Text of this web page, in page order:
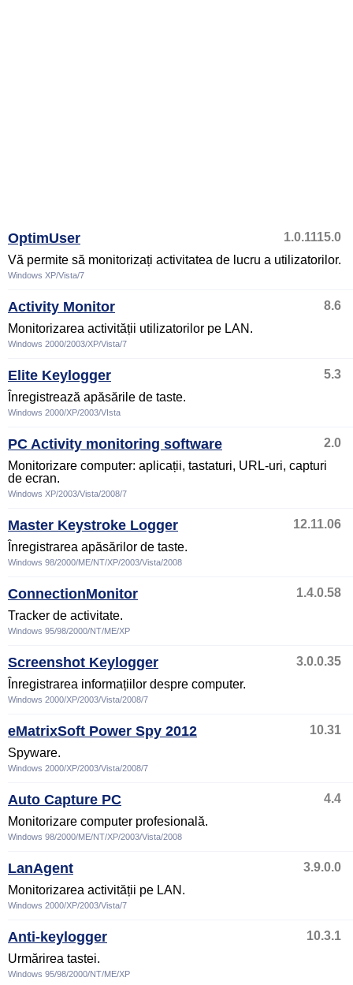
OptimUser
1.0.1115.0
Vă permite să monitorizați activitatea de lucru a utilizatorilor.
Windows XP/Vista/7
Activity Monitor
8.6
Monitorizarea activității utilizatorilor pe LAN.
Windows 2000/2003/XP/Vista/7
Elite Keylogger
5.3
Înregistrează apăsările de taste.
Windows 2000/XP/2003/VIsta
PC Activity monitoring software
2.0
Monitorizare computer: aplicații, tastaturi, URL-uri, capturi
de ecran.
Windows XP/2003/Vista/2008/7
Master Keystroke Logger
12.11.06
Înregistrarea apăsărilor de taste.
Windows 98/2000/ME/NT/XP/2003/Vista/2008
ConnectionMonitor
1.4.0.58
Tracker de activitate.
Windows 95/98/2000/NT/ME/XP
Screenshot Keylogger
3.0.0.35
Înregistrarea informațiilor despre computer.
Windows 2000/XP/2003/Vista/2008/7
eMatrixSoft Power Spy 2012
10.31
Spyware.
Windows 2000/XP/2003/Vista/2008/7
Auto Capture PC
4.4
Monitorizare computer profesională.
Windows 98/2000/ME/NT/XP/2003/Vista/2008
LanAgent
3.9.0.0
Monitorizarea activității pe LAN.
Windows 2000/XP/2003/Vista/7
Anti-keylogger
10.3.1
Urmărirea tastei.
Windows 95/98/2000/NT/ME/XP